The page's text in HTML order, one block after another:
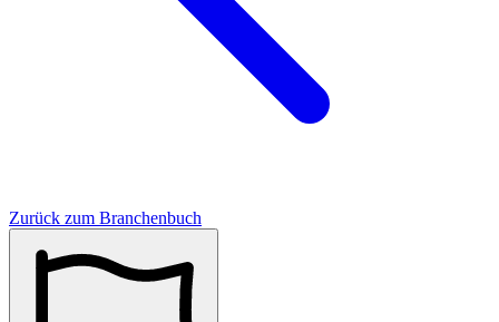
Zurück zum Branchenbuch